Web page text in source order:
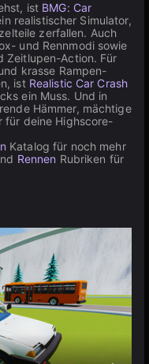
ist BMG: Car
realistischer Simulator,
zerfallen. Auch
und Rennmodi sowie
Zeitlupen-Action. Für
krasse Rampen-
ist Realistic Car Crash
ein Muss. Und in
Hämmer, mächtige
für deine Highscore-
Katalog für noch mehr
Rennen Rubriken für